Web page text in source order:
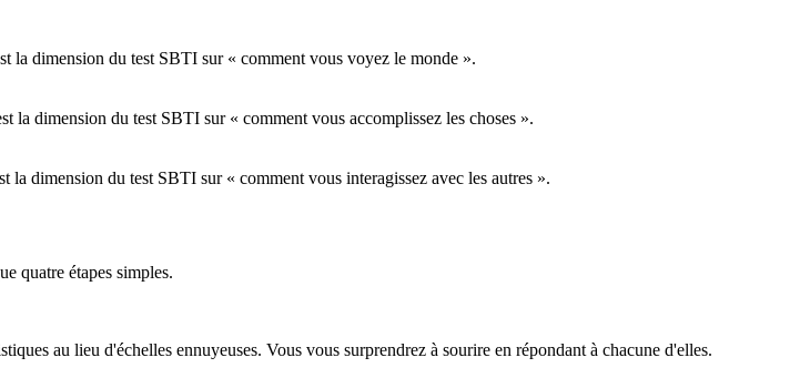
la dimension du test SBTI sur « comment vous voyez le monde ».
dimension du test SBTI sur « comment vous accomplissez les choses ».
dimension du test SBTI sur « comment vous interagissez avec les autres ».
quatre étapes simples.
au lieu d'échelles ennuyeuses. Vous vous surprendrez à sourire en répondant à chacune d'elles.